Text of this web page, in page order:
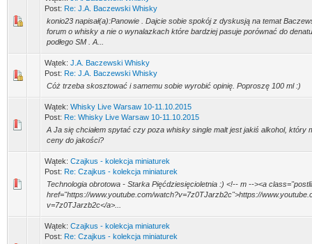
Post: Re: J.A. Baczewski Whisky
konio23 napisał(a):Panowie . Dajcie sobie spokój z dyskusją na temat
forum o whisky a nie o wynalazkach które bardziej pasuje porównać do
podłego SM . A...
Wątek: J.A. Baczewski Whisky
Post: Re: J.A. Baczewski Whisky
Cóż trzeba skosztować i samemu sobie wyrobić opinię. Poproszę 100 ml :)
Wątek: Whisky Live Warsaw 10-11.10.2015
Post: Re: Whisky Live Warsaw 10-11.10.2015
A Ja się chciałem spytać czy poza whisky single malt jest jakiś alkohol, który
ceny do jakości?
Wątek: Czajkus - kolekcja miniaturek
Post: Re: Czajkus - kolekcja miniaturek
Technologia obrotowa - Starka Pięćdziesięcioletnia :) <!-- m --><a
href="https://www.youtube.com/watch?v=7z0TJarzb2c">https://
v=7z0TJarzb2c</a>...
Wątek: Czajkus - kolekcja miniaturek
Post: Re: Czajkus - kolekcja miniaturek